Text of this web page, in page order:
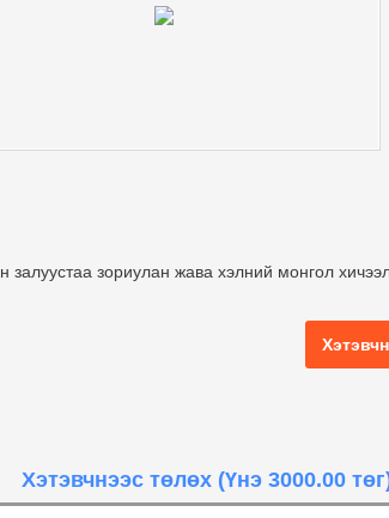
залуустаа зориулан жава хэлний монгол
Хэтэвчнээс төлөх (Үнэ 3000.00